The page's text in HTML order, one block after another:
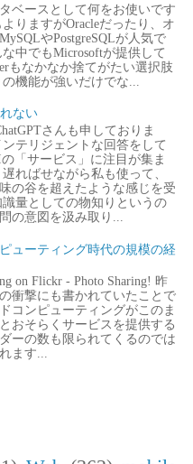
ベースとして何をお使いです
りますがOracleだったり、オ
やPostgreSQLが人気で
中でもMicrosoftが提供して
もなかなか捨てがたい選択肢
機能が強いだけでな...
ない
さんも申しておりま
テリジェントな回答をして
の「サービス」に注目が集ま
ればせながら私も使って、
の谷を超えたような感じを受
量としての物知りというの
の意図を汲み取り...
ューティング時代の規模の経
on Flickr - Photo Sharing! 昨
衝撃にも書かれていたことで
コンピューティングがこのま
おそらくサービスを提供する
ーの数も限られてくるのでは
ます...